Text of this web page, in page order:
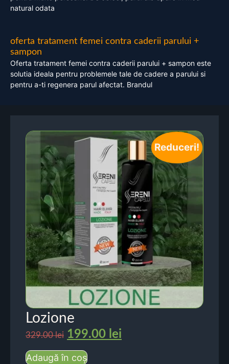
natural odata
oferta tratament femei contra caderii parului +
sampon
Oferta tratament femei contra caderii parului + sampon este
solutia ideala pentru problemele tale de cadere a parului si
pentru a-ti regenera parul afectat. Brandul
Reduceri!
Lozione
329.00lei 199.00 lei
Adaugă în coș